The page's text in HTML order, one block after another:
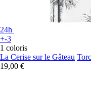
24h
+-3
1 coloris
La Cerise sur le Gâteau
19,00 €